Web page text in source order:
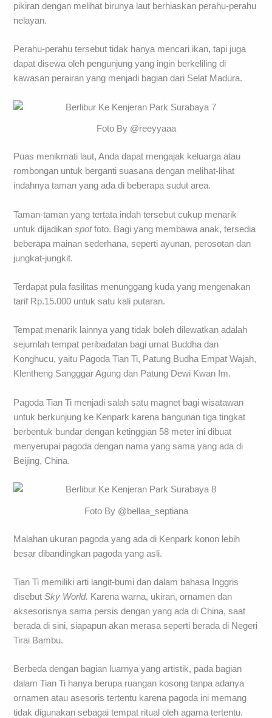
pikiran dengan melihat birunya laut berhiaskan perahu-perahu
nelayan.
Perahu-perahu tersebut tidak hanya mencari ikan, tapi juga
dapat disewa oleh pengunjung yang ingin berkeliling di
kawasan perairan yang menjadi bagian dari Selat Madura.
Foto By @reeyyaaa
Puas menikmati laut, Anda dapat mengajak keluarga atau
rombongan untuk berganti suasana dengan melihat-lihat
indahnya taman yang ada di beberapa sudut area.
Taman-taman yang tertata indah tersebut cukup menarik
untuk dijadikanspotfoto. Bagi yang membawa anak, tersedia
beberapa mainan sederhana, seperti ayunan, perosotan dan
jungkat-jungkit.
Terdapat pula fasilitas menunggang kuda yang mengenakan
tarif Rp.15.000 untuk satu kali putaran.
Tempat menarik lainnya yang tidak boleh dilewatkan adalah
sejumlah tempat peribadatan bagi umat Buddha dan
Konghucu, yaitu Pagoda Tian Ti, Patung Budha Empat Wajah,
Klentheng Sangggar Agung dan Patung Dewi Kwan Im.
Pagoda Tian Ti menjadi salah satu magnet bagi wisatawan
untuk berkunjung ke Kenpark karena bangunan tiga tingkat
berbentuk bundar dengan ketinggian 58 meter ini dibuat
menyerupai pagoda dengan nama yang sama yang ada di
Beijing, China.
Foto By @bellaa_septiana
Malahan ukuran pagoda yang ada di Kenpark konon lebih
besar dibandingkan pagoda yang asli.
Tian Ti memiliki arti langit-bumi dan dalam bahasa Inggris
disebutSky World. Karena warna, ukiran, ornamen dan
aksesorisnya sama persis dengan yang ada di China, saat
berada di sini, siapapun akan merasa seperti berada di Negeri
Tirai Bambu.
Berbeda dengan bagian luarnya yang artistik, pada bagian
dalam Tian Ti hanya berupa ruangan kosong tanpa adanya
ornamen atau asesoris tertentu karena pagoda ini memang
tidak digunakan sebagai tempat ritual oleh agama tertentu.